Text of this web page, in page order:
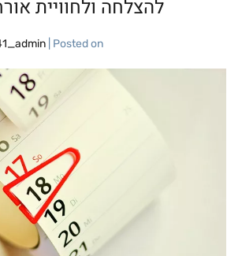
להצלחה ולחוויית
|Posted on